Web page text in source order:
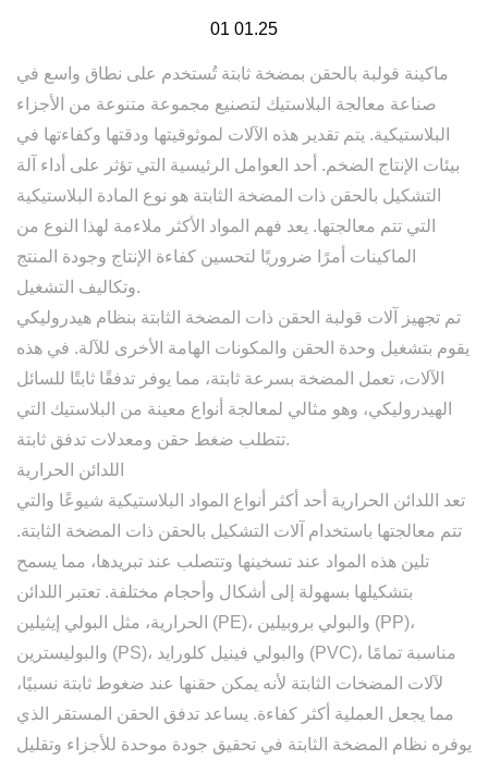
01 01.25
ماكينة قولبة بالحقن بمضخة ثابتةتُستخدم على نطاق واسع في
صناعة معالجة البلاستيك لتصنيع مجموعة متنوعة من الأجزاء
البلاستيكية. يتم تقدير هذه الآلات لموثوقيتها ودقتها وكفاءتها في
بيئات الإنتاج الضخم. أحد العوامل الرئيسية التي تؤثر على أداء آلة
التشكيل بالحقن ذات المضخة الثابتة هو نوع المادة البلاستيكية
التي تتم معالجتها. يعد فهم المواد الأكثر ملاءمة لهذا النوع من
الماكينات أمرًا ضروريًا لتحسين كفاءة الإنتاج وجودة المنتج
وتكاليف التشغيل.
تم تجهيز آلات قولبة الحقن ذات المضخة الثابتة بنظام هيدروليكي
يقوم بتشغيل وحدة الحقن والمكونات الهامة الأخرى للآلة. في هذه
الآلات، تعمل المضخة بسرعة ثابتة، مما يوفر تدفقًا ثابتًا للسائل
الهيدروليكي، وهو مثالي لمعالجة أنواع معينة من البلاستيك التي
تتطلب ضغط حقن ومعدلات تدفق ثابتة.
اللدائن الحرارية
تعد اللدائن الحرارية أحد أكثر أنواع المواد البلاستيكية شيوعًا والتي
تتم معالجتها باستخدام آلات التشكيل بالحقن ذات المضخة الثابتة.
تلين هذه المواد عند تسخينها وتتصلب عند تبريدها، مما يسمح
بتشكيلها بسهولة إلى أشكال وأحجام مختلفة. تعتبر اللدائن
الحرارية، مثل البولي إيثيلين (PE)، والبولي بروبيلين (PP)،
والبوليسترين (PS)، والبولي فينيل كلورايد (PVC)، مناسبة تمامًا
لآلات المضخات الثابتة لأنه يمكن حقنها عند ضغوط ثابتة نسبيًا،
مما يجعل العملية أكثر كفاءة. يساعد تدفق الحقن المستقر الذي
يوفره نظام المضخة الثابتة في تحقيق جودة موحدة للأجزاء وتقليل